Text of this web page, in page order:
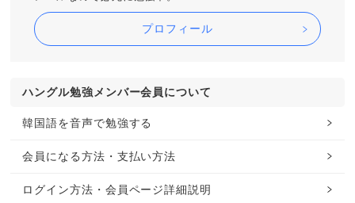
プロフィール
ハングル勉強メンバー会員について
韓国語を音声で勉強する
会員になる方法・支払い方法
ログイン方法・会員ページ詳細説明